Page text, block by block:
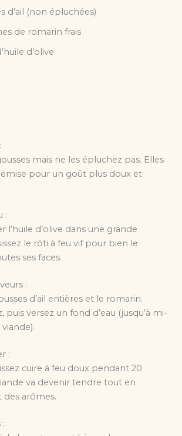
d’ail (non épluchées)
de romarin frais
d’olive
mais ne les épluchez pas. Elles
pour un goût plus doux et
:
l’huile d’olive dans une grande
le rôti à feu vif pour bien le
ses faces.
:
d’ail entières et le romarin.
puis versez un fond d’eau (jusqu’à mi-
:
cuire à feu doux pendant 20
va devenir tendre tout en
des arômes.
: